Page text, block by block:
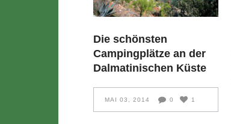
Die schönsten
Campingplätze an der
Dalmatinischen Küste
MAI 03, 2014 0 1